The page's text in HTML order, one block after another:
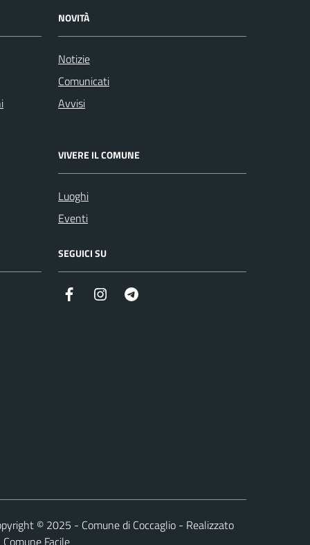
NOVITÀ
Notizie
Comunicati
Avvisi
VIVERE IL COMUNE
Luoghi
Eventi
SEGUICI SU
Facebook Instagram
© 2025 - Comune di Coccaglio - Realizzato